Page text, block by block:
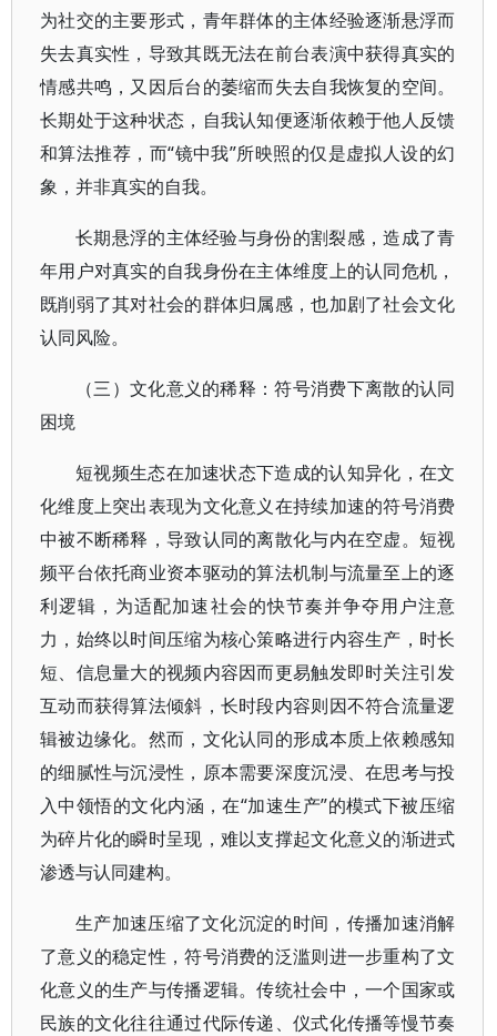
为社交的主要形式，青年群体的主体经验逐渐悬浮而
失去真实性，导致其既无法在前台表演中获得真实的
情感共鸣，又因后台的萎缩而失去自我恢复的空间。
长期处于这种状态，自我认知便逐渐依赖于他人反馈
和算法推荐，而“镜中我”所映照的仅是虚拟人设的幻
象，并非真实的自我。
长期悬浮的主体经验与身份的割裂感，造成了青
年用户对真实的自我身份在主体维度上的认同危机，
既削弱了其对社会的群体归属感，也加剧了社会文化
认同风险。
（三）文化意义的稀释：符号消费下离散的认同
困境
短视频生态在加速状态下造成的认知异化，在文
化维度上突出表现为文化意义在持续加速的符号消费
中被不断稀释，导致认同的离散化与内在空虚。短视
频平台依托商业资本驱动的算法机制与流量至上的逐
利逻辑，为适配加速社会的快节奏并争夺用户注意
力，始终以时间压缩为核心策略进行内容生产，时长
短、信息量大的视频内容因而更易触发即时关注引发
互动而获得算法倾斜，长时段内容则因不符合流量逻
辑被边缘化。然而，文化认同的形成本质上依赖感知
的细腻性与沉浸性，原本需要深度沉浸、在思考与投
入中领悟的文化内涵，在“加速生产”的模式下被压缩
为碎片化的瞬时呈现，难以支撑起文化意义的渐进式
渗透与认同建构。
生产加速压缩了文化沉淀的时间，传播加速消解
了意义的稳定性，符号消费的泛滥则进一步重构了文
化意义的生产与传播逻辑。传统社会中，一个国家或
民族的文化往往通过代际传递、仪式化传播等慢节奏